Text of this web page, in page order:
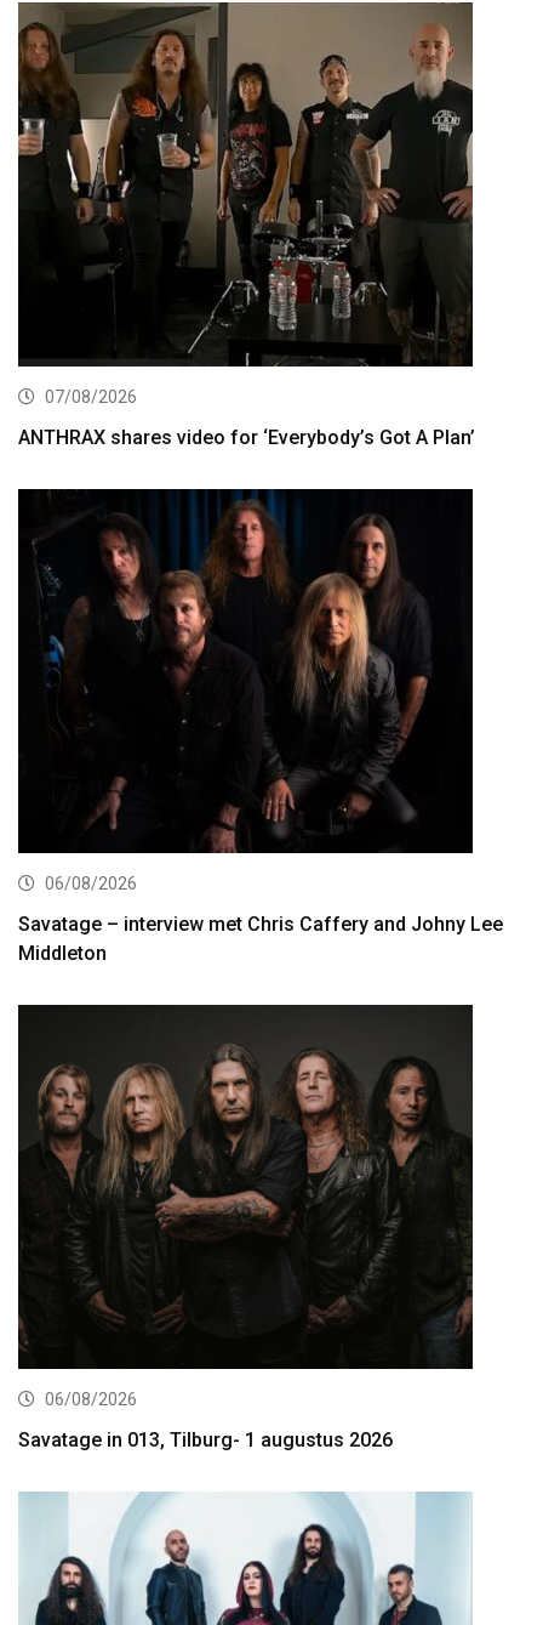
07/08/2026
ANTHRAX shares video for ‘Everybody’s Got A Plan’
06/08/2026
Savatage – interview met Chris Caffery and Johny Lee
Middleton
06/08/2026
Savatage in 013, Tilburg- 1 augustus 2026